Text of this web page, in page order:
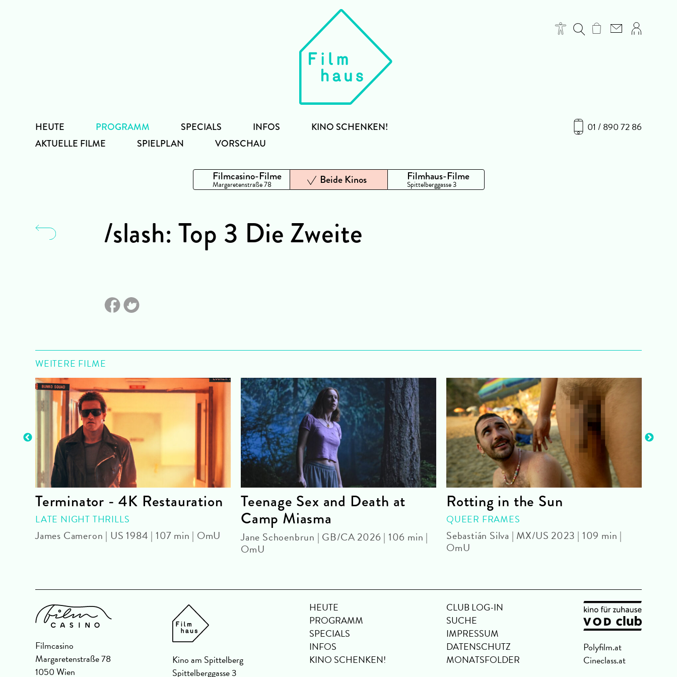
01 / 890 72 86
HEUTE
PROGRAMM
AKTUELLE FILME
SPIELPLAN VORSCHAU
SPECIALS INFOS KINO SCHENKEN!
Filmcasino-Filme
Margaretenstraße 78 Beide Kinos Filmhaus-Filme
Spittelberggasse 3
/slash: Top 3 Die Zweite
WEITERE FILME
Terminator - 4K Restauration
LATE NIGHT THRILLS
James Cameron | US 1984 | 107 min | OmU
Teenage Sex and Death at
Camp Miasma
Jane Schoenbrun | GB/CA 2026 | 106 min |
OmU
Rotting in the Sun
QUEER FRAMES
Sebastián Silva | MX/US 2023 | 109 min |
OmU
Filmcasino
Margaretenstraße 78
1050 Wien
Kino am Spittelberg
Spittelberggasse 3
HEUTE
PROGRAMM
SPECIALS
INFOS
KINO SCHENKEN!
CLUB LOG-IN
SUCHE
IMPRESSUM
DATENSCHUTZ
MONATSFOLDER
Polyfilm.at
Cineclass.at